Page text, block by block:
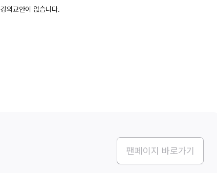
강의교안이 없습니다.
팬페이지 바로가기